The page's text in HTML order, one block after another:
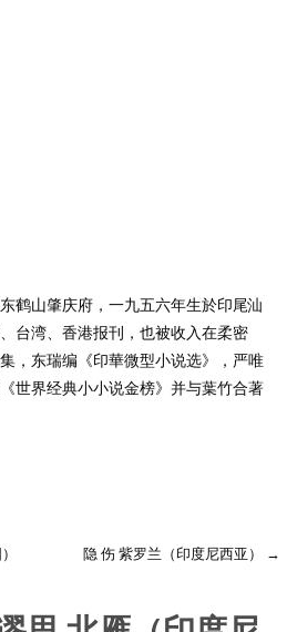
鹤山肇庆府，一九五六年生於印尾汕
台湾、香港报刊，也被收入在柔密
，东瑞编《印華微型小说选》，严唯
世界经典小小说金榜》并与葉竹合著
隐 伤 紫罗兰（印度尼西亚） →